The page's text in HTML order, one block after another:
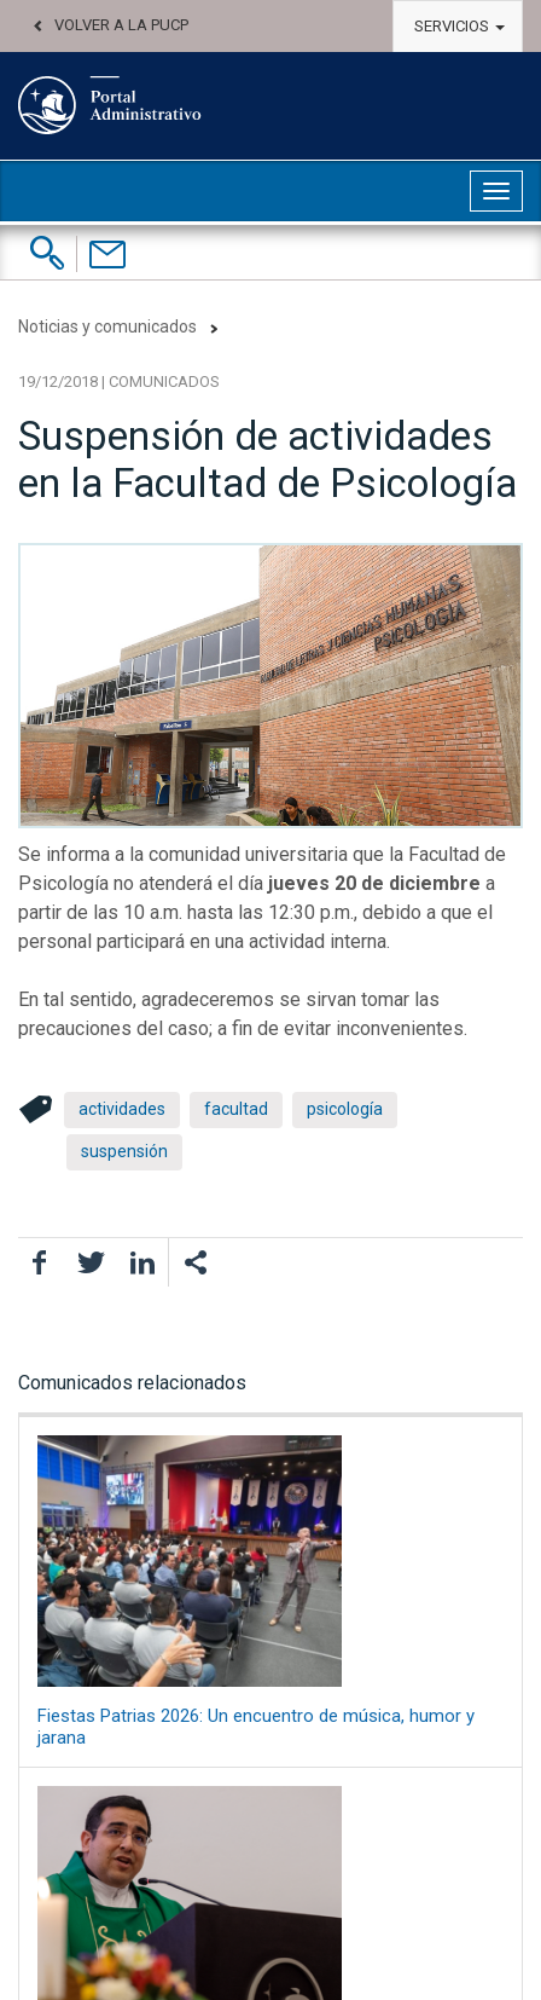
VOLVER A LA PUCP SERVICIOS
Buscar:
Contáctenos
Noticias y comunicados
19/12/2018 | COMUNICADOS
Suspensión de actividades
en la Facultad de Psicología
Se informa a la comunidad universitaria que la Facultad de
Psicología no atenderá el día jueves 20 de diciembre a
partir de las 10 a.m. hasta las 12:30 p.m., debido a que el
personal participará en una actividad interna.
En tal sentido, agradeceremos se sirvan tomar las
precauciones del caso; a fin de evitar inconvenientes.
actividades facultad psicología
suspensión
FacebookTwitter LinkedIn
Comunicados relacionados
Fiestas Patrias 2026: Un encuentro de música, humor y
jarana